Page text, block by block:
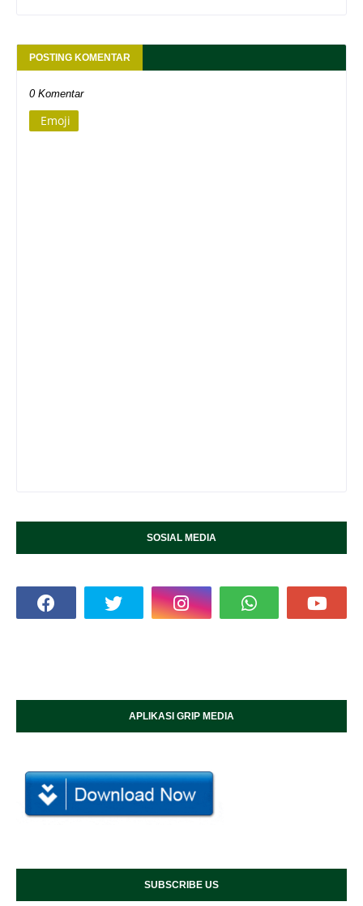
POSTING KOMENTAR
0 Komentar
Emoji
SOSIAL MEDIA
APLIKASI GRIP MEDIA
SUBSCRIBE US